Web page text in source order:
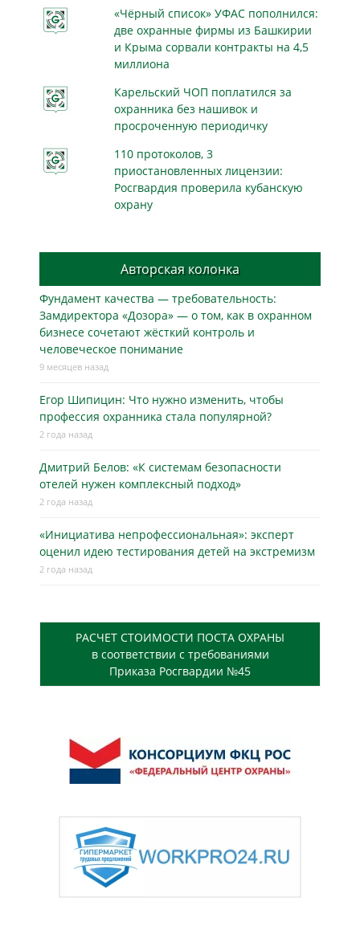
«Чёрный список» УФАС пополнился:
две охранные фирмы из Башкирии
и Крыма сорвали контракты на 4,5
миллиона
Карельский ЧОП поплатился за
охранника без нашивок и
просроченную периодичку
110 протоколов, 3
приостановленных лицензии:
Росгвардия проверила кубанскую
охрану
Авторская колонка
Фундамент качества — требовательность:
Замдиректора «Дозора» — о том, как в охранном
бизнесe сочетают жёсткий контроль и
человеческое понимание
9 месяцев назад
Егор Шипицин: Что нужно изменить, чтобы
профессия охранника стала популярной?
2 года назад
Дмитрий Белов: «К системам безопасности
отелей нужен комплексный подход»
2 года назад
«Инициатива непрофессиональная»: эксперт
оценил идею тестирования детей на экстремизм
2 года назад
РАСЧЕТ СТОИМОСТИ ПОСТА ОХРАНЫ
в соответствии с требованиями
Приказа Росгвардии №45